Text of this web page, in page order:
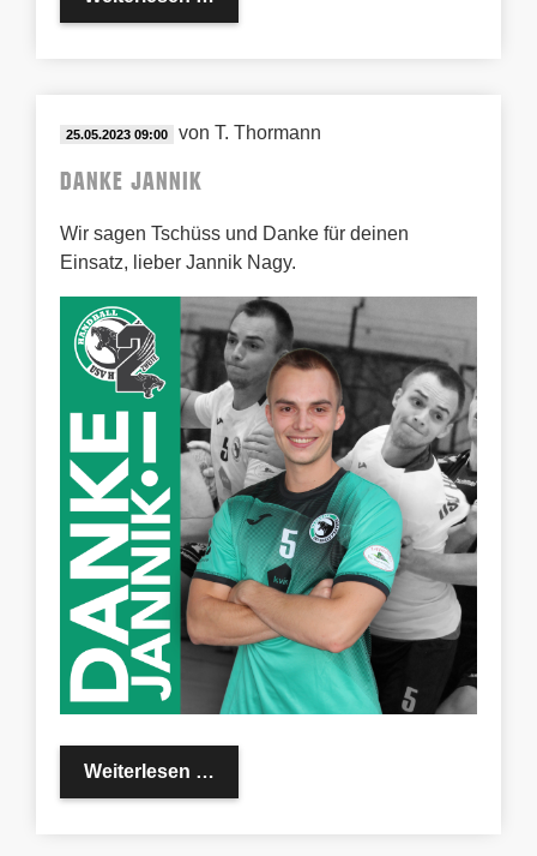
25.05.2023 09:00 von T. Thormann
Danke Jannik
Wir sagen Tschüss und Danke für deinen
Einsatz, lieber Jannik Nagy.
Weiterlesen …